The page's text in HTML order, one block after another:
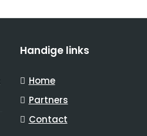
Handige links
Home
Partners
Contact